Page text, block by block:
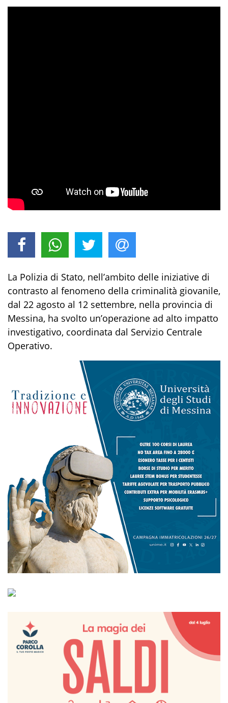
La Polizia di Stato, nell’ambito delle iniziative di
contrasto al fenomeno della criminalità giovanile,
dal 22 agosto al 12 settembre, nella provincia di
Messina, ha svolto un’operazione ad alto impatto
investigativo, coordinata dal Servizio Centrale
Operativo.